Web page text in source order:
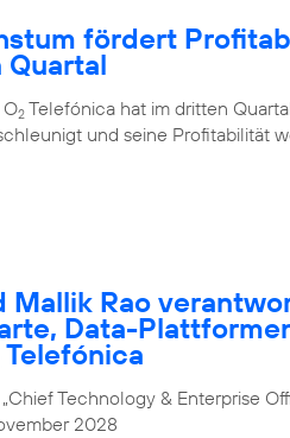
fördert
2 Telefónica hat im dritten
und seine Profitabilität
Mallik Rao
Data-
Telefónica
Technology & Enterprise
2028